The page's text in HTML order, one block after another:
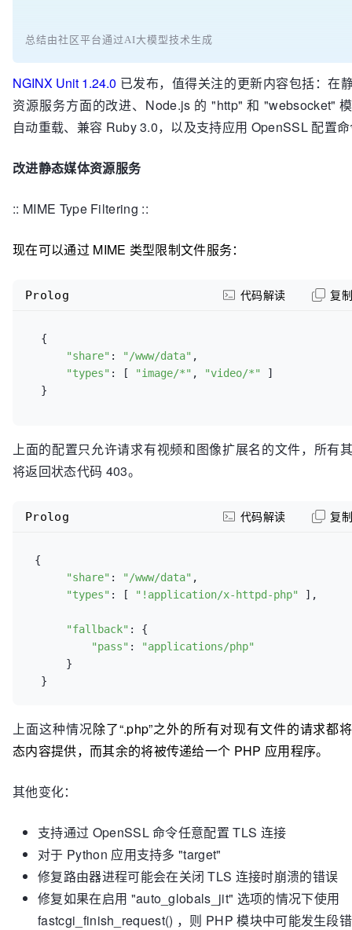
总结由社区平台通过AI大模型技术生成
NGINX Unit 1.24.0 已发布，值得关注的更新内容包括：在
资源服务方面的改进、Node.js 的 "http" 和 "websocket"
自动重载、兼容 Ruby 3.0，以及支持应用 OpenSSL 配置
改进静态媒体资源服务
:: MIME Type Filtering ::
现在可以通过 MIME 类型限制文件服务：
"share" : "/www/data" ,
"types" : [ "image/*" , "video/*"
]
  }
Prolog 代码解读 复
上面的配置只允许请求有视频和图像扩展名的文件，所有
将返回状态代码 403。
"share" : "/www/data" ,
"types" : [ "!application/x-httpd-php" ],
"fallback" : {
"pass" :
"applications/php"
Prolog 代码解读 复
上面这种情况除了“.php”之外的所有对现有文件的请求都
态内容提供，而其余的将被传递给一个 PHP 应用程序。
其他变化：
支持通过 OpenSSL 命令任意配置 TLS 连接
对于 Python 应用支持多 "target"
修复路由器进程可能会在关闭 TLS 连接时崩溃的错误
修复如果在启用 "auto_globals_jit" 选项的情况下使用
fastcgi_finish_request() ，则 PHP 模块中可能发生段